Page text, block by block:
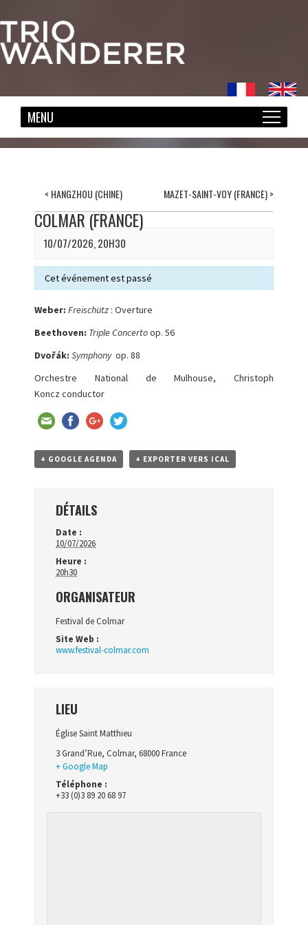
< HANGZHOU (CHINE) MAZET-SAINT-VOY (FRANCE)>
COLMAR (FRANCE)
10/07/2026, 20H30
Cet événement est passé
Weber: Freischütz : Overture
Beethoven: Triple Concertoop. 56
Dvořák: Symphony op. 88
Orchestre National de Mulhouse, Christoph
Koncz conductor
+ GOOGLE AGENDA + EXPORTER VERS ICAL
DÉTAILS
Date :
10/07/2026
Heure :
20h30
ORGANISATEUR
Festival de Colmar
Site Web :
www.festival-colmar.com
LIEU
Église Saint Matthieu
3 Grand’Rue, Colmar, 68000France
+ Google Map
Téléphone :
+33 (0)3 89 20 68 97